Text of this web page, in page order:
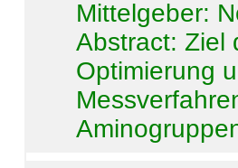
Mittelgeber:
Abstract:Ziel
Optimierung